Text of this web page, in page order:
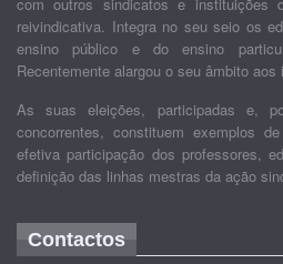
reivindicativa. Integra no seu seio os
ensino público e do ensino
Recentemente alargou o seu âmbito
As suas eleições, participadas e,
concorrentes, constituem exemplos
efetiva participação dos professores,
definição das linhas mestras da ação
Contactos